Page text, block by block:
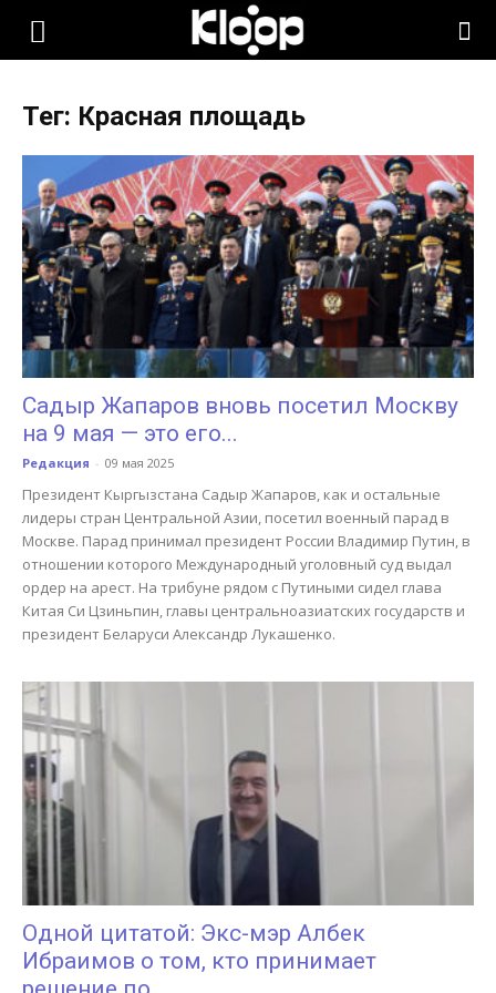
KLOOP.KG
Новости
Кыргызстана
Тег: Красная площадь
Садыр Жапаров вновь посетил Москву
на 9 мая — это его...
Редакция - 09 мая 2025
Президент Кыргызстана Садыр Жапаров, как и остальные
лидеры стран Центральной Азии, посетил военный парад в
Москве. Парад принимал президент России Владимир Путин, в
отношении которого Международный уголовный суд выдал
ордер на арест. На трибуне рядом с Путиными сидел глава
Китая Си Цзиньпин, главы центральноазиатских государств и
президент Беларуси Александр Лукашенко.
Одной цитатой: Экс-мэр Албек
Ибраимов о том, кто принимает